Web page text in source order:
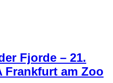
Fjorde – 21.
Frankfurt am Zoo